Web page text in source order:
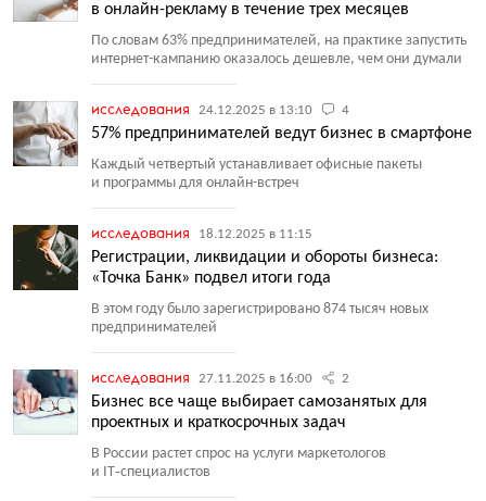
в онлайн-рекламу в течение трех месяцев
По словам 63% предпринимателей, на практике запустить
интернет-кампанию оказалось дешевле, чем они думали
исследования 24.12.2025 в 13:10 4
57% предпринимателей ведут бизнес в смартфоне
Каждый четвертый устанавливает офисные пакеты
и программы для онлайн-встреч
исследования 18.12.2025 в 11:15
Регистрации, ликвидации и обороты бизнеса:
«Точка Банк» подвел итоги года
В этом году было зарегистрировано 874 тысяч новых
предпринимателей
исследования 27.11.2025 в 16:00 2
Бизнес все чаще выбирает самозанятых для
проектных и краткосрочных задач
В России растет спрос на услуги маркетологов
и IT‑специалистов